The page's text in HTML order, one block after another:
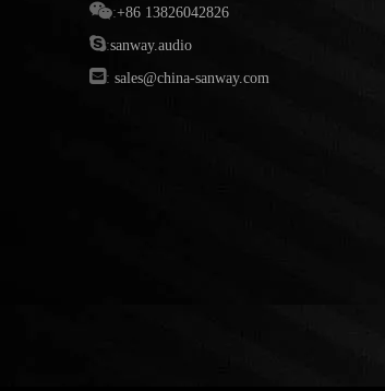
:+86 13826042826
:sanway.audio
: sales@china-sanway.com